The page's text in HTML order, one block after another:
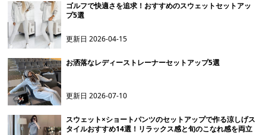
ゴルフで快適さを追求！おすすめのスウェットセットアッ
プ5選
更新日2026-04-15
お洒落なレディーストレーナーセットアップ5選
更新日2026-07-10
スウェット×ショートパンツのセットアップで作る涼しげス
タイルおすすめ14選！リラックス感と旬のこなれ感を両立